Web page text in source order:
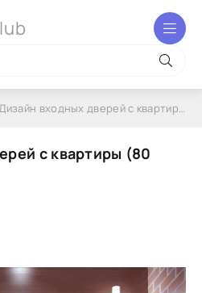
входных дверей с квартиры (80 фото)
с квартиры (80